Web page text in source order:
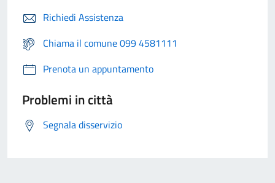
Richiedi Assistenza
Chiama il comune 099 4581111
Prenota un appuntamento
Problemi in città
Segnala disservizio